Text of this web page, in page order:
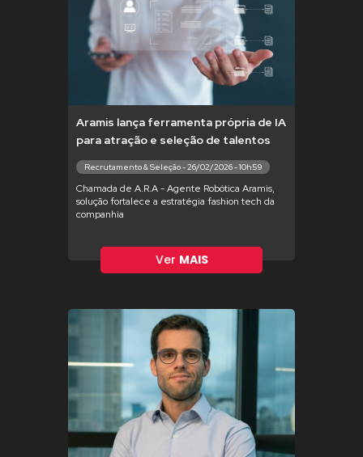
Aramis lança ferramenta própria de IA
para atração e seleção de talentos
Recrutamento & Seleção - 26/02/2026 - 10h59
Chamada de A.R.A - Agente Robótica Aramis,
solução fortalece a estratégia fashion tech da
companhia
Ver MAIS